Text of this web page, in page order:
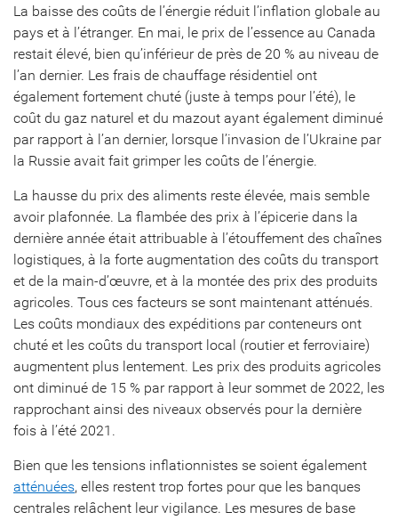
La baisse des coûts de l’énergie réduit l’inflation globale au
pays et à l’étranger. En mai, le prix de l’essence au Canada
restait élevé, bien qu’inférieur de près de 20 % au niveau de
l’an dernier. Les frais de chauffage résidentiel ont
également fortement chuté (juste à temps pour l’été), le
coût du gaz naturel et du mazout ayant également diminué
par rapport à l’an dernier, lorsque l’invasion de l’Ukraine par
la Russie avait fait grimper les coûts de l’énergie.
La hausse du prix des aliments reste élevée, mais semble
avoir plafonnée. La flambée des prix à l’épicerie dans la
dernière année était attribuable à l’étouffement des chaînes
logistiques, à la forte augmentation des coûts du transport
et de la main-d’œuvre, et à la montée des prix des produits
agricoles. Tous ces facteurs se sont maintenant atténués.
Les coûts mondiaux des expéditions par conteneurs ont
chuté et les coûts du transport local (routier et ferroviaire)
augmentent plus lentement. Les prix des produits agricoles
ont diminué de 15 % par rapport à leur sommet de 2022, les
rapprochant ainsi des niveaux observés pour la dernière
fois à l’été 2021.
Bien que les tensions inflationnistes se soient également
atténuées, elles restent trop fortes pour que les banques
centrales relâchent leur vigilance. Les mesures de base